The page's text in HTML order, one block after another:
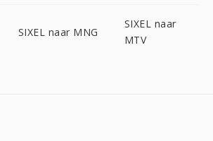
SIXEL naar MNG
SIXEL naar
MTV